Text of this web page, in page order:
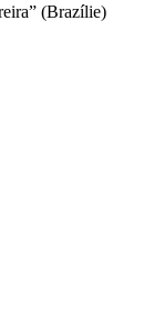
(Brazílie)